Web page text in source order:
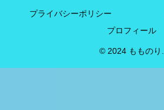
プライバシーポリシー
プロフィール
© 2024 もものり.